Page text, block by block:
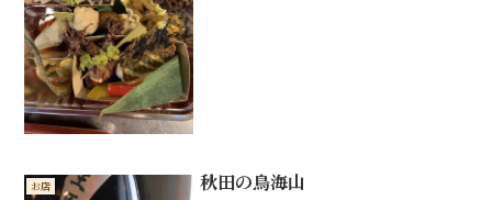
お店 秋田の鳥海山